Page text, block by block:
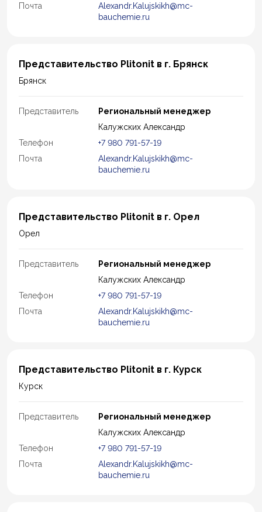
Почта
Alexandr.Kalujskikh@mc-
bauchemie.ru
Представительство Plitonit в г. Брянск
Брянск
Представитель
Региональный менеджер
Калужских Александр
Телефон
+7 980 791-57-19
Почта
Alexandr.Kalujskikh@mc-
bauchemie.ru
Представительство Plitonit в г. Орел
Орел
Представитель
Региональный менеджер
Калужских Александр
Телефон
+7 980 791-57-19
Почта
Alexandr.Kalujskikh@mc-
bauchemie.ru
Представительство Plitonit в г. Курск
Курск
Представитель
Региональный менеджер
Калужских Александр
Телефон
+7 980 791-57-19
Почта
Alexandr.Kalujskikh@mc-
bauchemie.ru